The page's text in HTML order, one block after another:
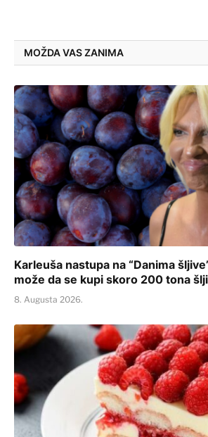
MOŽDA VAS ZANIMA
Karleuša nastupa na “Danima
može da se kupi skoro 200 tona
8. Augusta 2026.